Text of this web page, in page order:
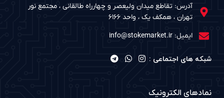
آدرس: تقاطع میدان ولیعصر و چهارراه طالقانی ، مجتمع نور
تهران ، همکف یک ، واحد ۶۱۶۶
ایمیل: info@stokemarket.ir
شبکه های اجتماعی :
نمادهای الکترونیک